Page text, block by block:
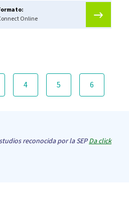
Online
4 5 6
reconocida por la SEPDa click